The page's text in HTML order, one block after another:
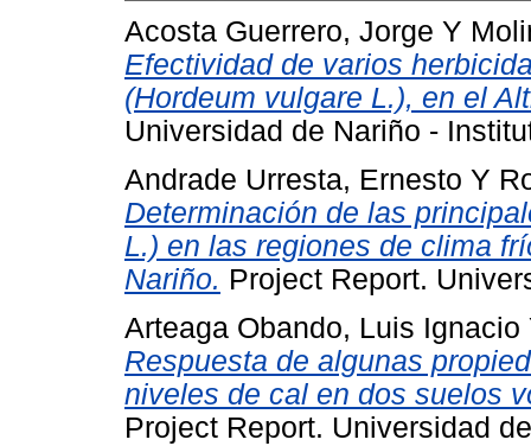
Acosta Guerrero, Jorge Y
Efectividad de varios
(Hordeum vulgare L.), en el
Universidad de Nariño -
Andrade Urresta, Ernesto Y
Determinación de las
L.) en las regiones de clima
Nariño. Project Report.
Arteaga Obando, Luis Ignacio
Respuesta de algunas
niveles de cal en dos suelos
Project Report. Universidad